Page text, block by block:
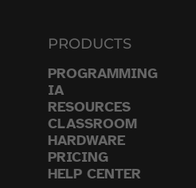
PRODUCTS
PROGRAMMING
IA
RESOURCES
CLASSROOM
HARDWARE
PRICING
HELP CENTER